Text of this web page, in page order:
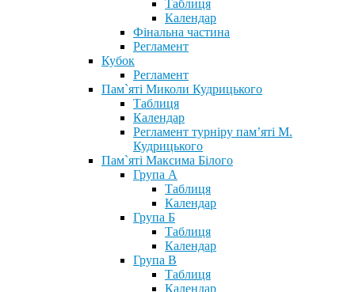
Таблиця
Календар
Фінальна частина
Регламент
Кубок
Регламент
Пам`яті Миколи Кудрицького
Таблиця
Календар
Регламент турніру пам’яті М.
Кудрицького
Пам`яті Максима Білого
Група А
Таблиця
Календар
Група Б
Таблиця
Календар
Група В
Таблиця
Календар